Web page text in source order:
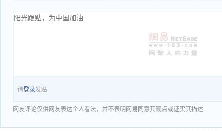
请登录发贴
网友评论仅供网友表达个人看法，并不表明网易同意其观点或证实其描述